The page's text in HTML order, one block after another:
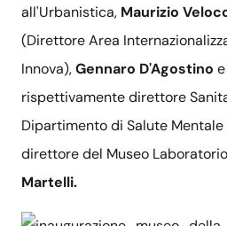
all'Urbanistica, Maurizio
(Direttore Area
Innova),Gennaro D'Agostino e
rispettivamente direttore
Dipartimento di Salute Mentale
direttore del Museo
Martelli.